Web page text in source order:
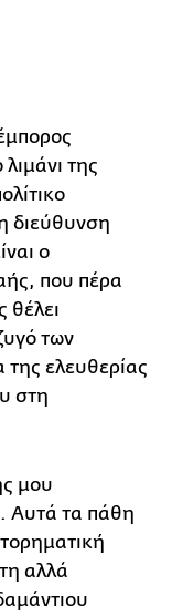
της
διεύθυνση
ο
που πέρα
θέλει
των
ελευθερίας
στη
µου
Αυτά τα πάθη
αλλά